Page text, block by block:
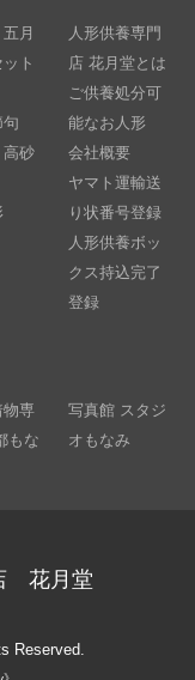
月
ト
句
高砂
人形供養専門
店 花月堂とは
ご供養処分可
能なお人形
会社概要
ヤマト運輸送
り状番号登録
人形供養ボッ
クス持込完了
登録
物専
もな
写真館 スタジ
オもなみ
花月堂
Reserved.